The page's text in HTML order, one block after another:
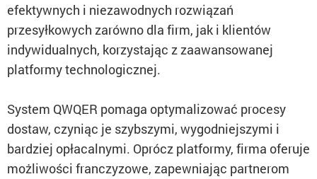
efektywnych i niezawodnych rozwiązań
przesyłkowych zarówno dla firm, jak i klientów
indywidualnych, korzystając z zaawansowanej
platformy technologicznej.
System QWQER pomaga optymalizować procesy
dostaw, czyniąc je szybszymi, wygodniejszymi i
bardziej opłacalnymi. Oprócz platformy, firma oferuje
możliwości franczyzowe, zapewniając partnerom